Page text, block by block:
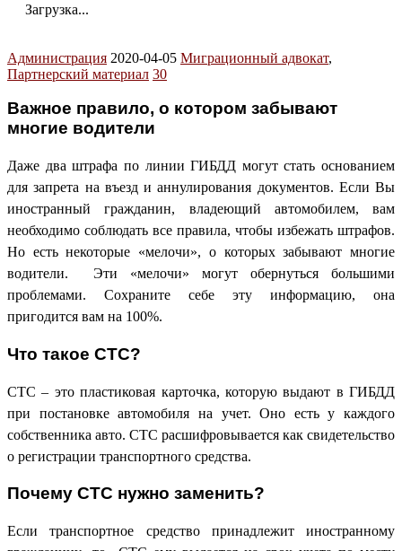
Загрузка...
Администрация 2020-04-05 Миграционный адвокат,
Партнерский материал 30
Важное правило, о котором забывают
многие водители
Даже два штрафа по линии ГИБДД могут стать основанием
для запрета на въезд и аннулирования документов. Если Вы
иностранный гражданин, владеющий автомобилем, вам
необходимо соблюдать все правила, чтобы избежать штрафов.
Но есть некоторые «мелочи», о которых забывают многие
водители. Эти «мелочи» могут обернуться большими
проблемами. Сохраните себе эту информацию, она
пригодится вам на 100%.
Что такое СТС?
СТС – это пластиковая карточка, которую выдают в ГИБДД
при постановке автомобиля на учет. Оно есть у каждого
собственника авто. СТС расшифровывается как свидетельство
о регистрации транспортного средства.
Почему СТС нужно заменить?
Если транспортное средство принадлежит иностранному